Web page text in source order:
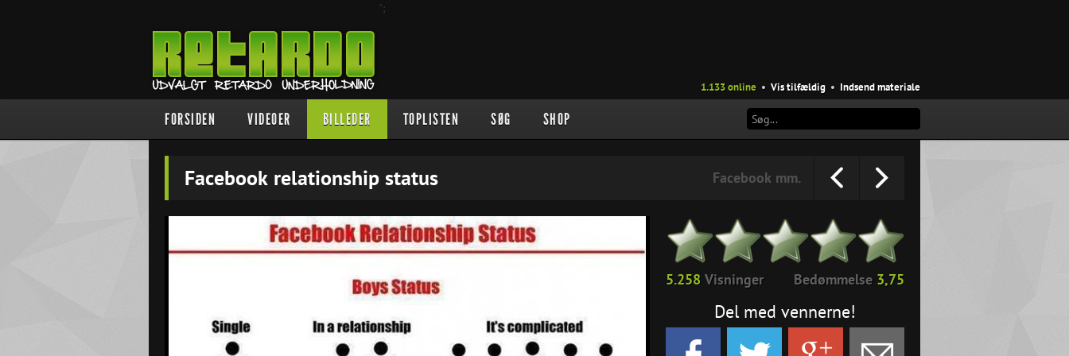
";
1.133 online • Vis tilfældig • Indsend materiale
FORSIDEN VIDEOER BILLEDER TOPLISTEN SØG SHOP
Facebook relationship status Facebook mm.
5.258 Visninger Bedømmelse 3,75
Del med vennerne!